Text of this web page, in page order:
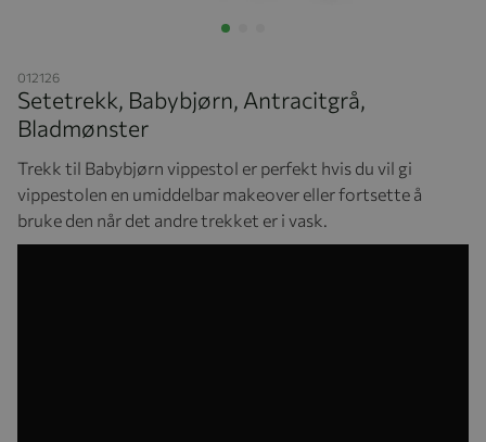
012126
Setetrekk, Babybjørn, Antracitgrå,
Bladmønster
Trekk til Babybjørn vippestol er perfekt hvis du vil gi
vippestolen en umiddelbar makeover eller fortsette å
bruke den når det andre trekket er i vask.